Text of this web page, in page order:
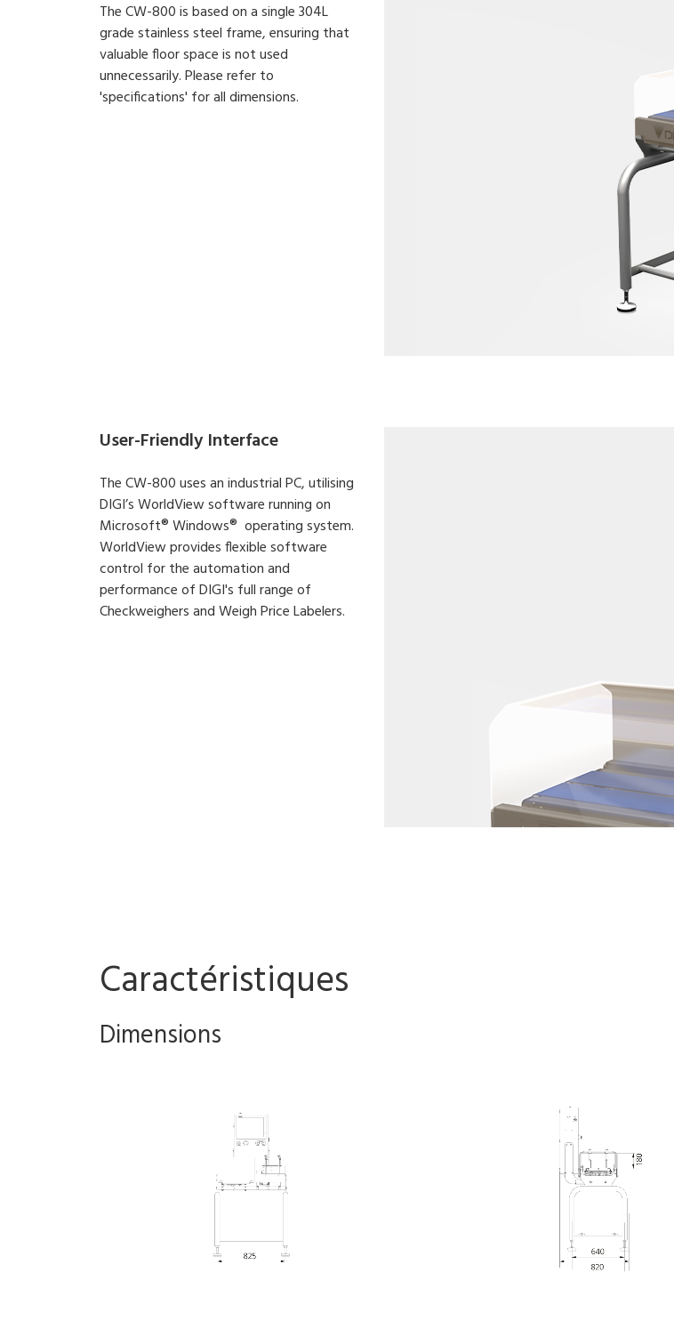
The CW-800 is based on a single 304L
grade stainless steel frame, ensuring that
valuable floor space is not used
unnecessarily. Please refer to
'specifications' for all dimensions.
User-Friendly Interface
The CW-800 uses an industrial PC, utilising
DIGI’s WorldView software running on
Microsoft® Windows® operating system.
WorldView provides flexible software
control for the automation and
performance of DIGI's full range of
Checkweighers and Weigh Price Labelers.
Caractéristiques
Dimensions